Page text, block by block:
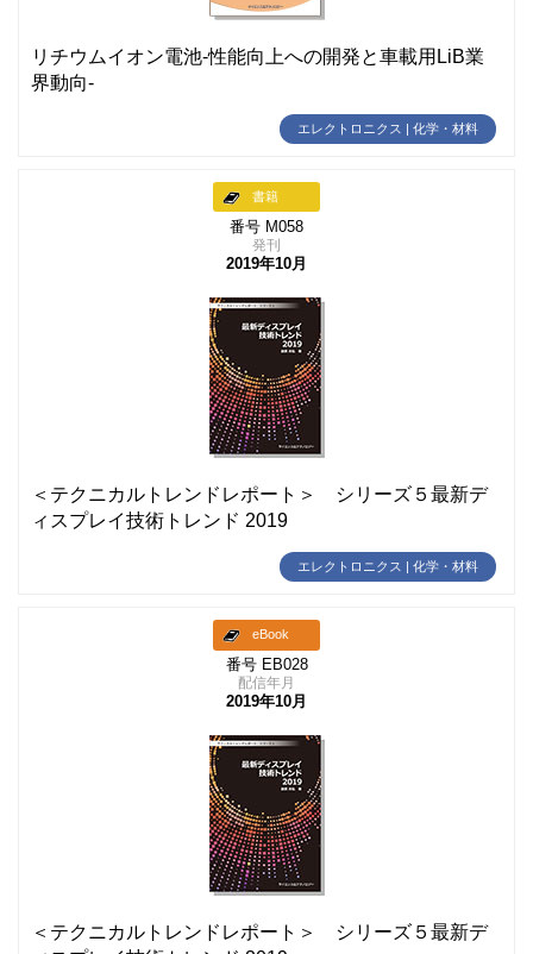
リチウムイオン電池-性能向上への開発と車載用LiB業
界動向-
エレクトロニクス | 化学・材料
書籍
番号 M058
発刊
2019年10月
＜テクニカルトレンドレポート＞ シリーズ５最新デ
ィスプレイ技術トレンド 2019
エレクトロニクス | 化学・材料
eBook
番号 EB028
配信年月
2019年10月
＜テクニカルトレンドレポート＞ シリーズ５最新デ